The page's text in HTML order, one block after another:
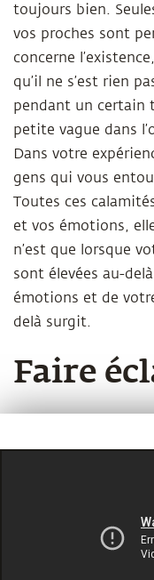
toujours bien.
vos proches sont
concerne
qu’il ne s’est rien
pendant un certain
petite vague dans
Dans votre
gens qui vous
Toutes ces
et vos émotions,
n’est que lorsque
sont élevées au-
émotions et de
delà surgit.
Faire